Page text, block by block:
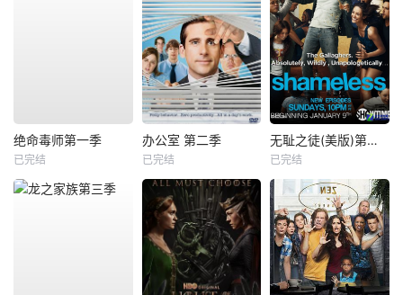
绝命毒师第一季
已完结
办公室 第二季
已完结
无耻之徒(美版)第一季
已完结